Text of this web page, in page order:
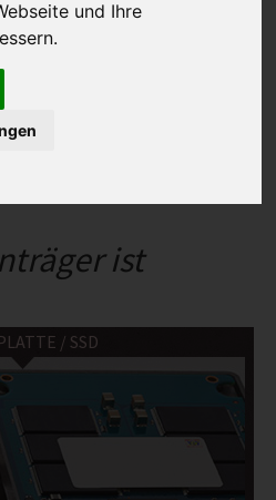
und Ihre
ist
/ SSD